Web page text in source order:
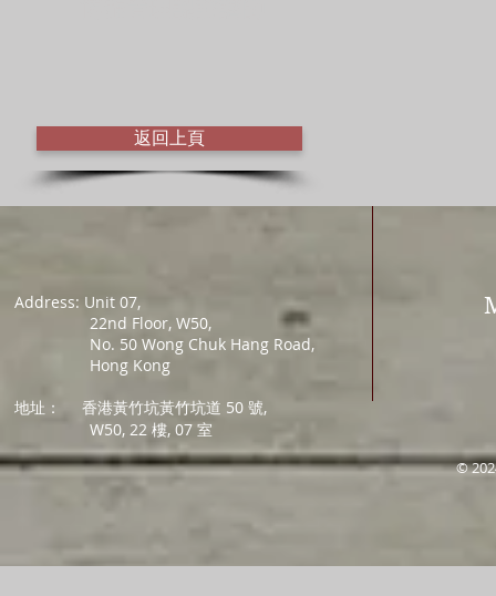
返回上頁
Address: Unit 07,
22nd Floor, W50,
No. 50 Wong Chuk Hang Road,
Hong Kong
地址：
香港黃竹坑黃竹坑道 50 號,
W50, 22 樓, 07 室
©